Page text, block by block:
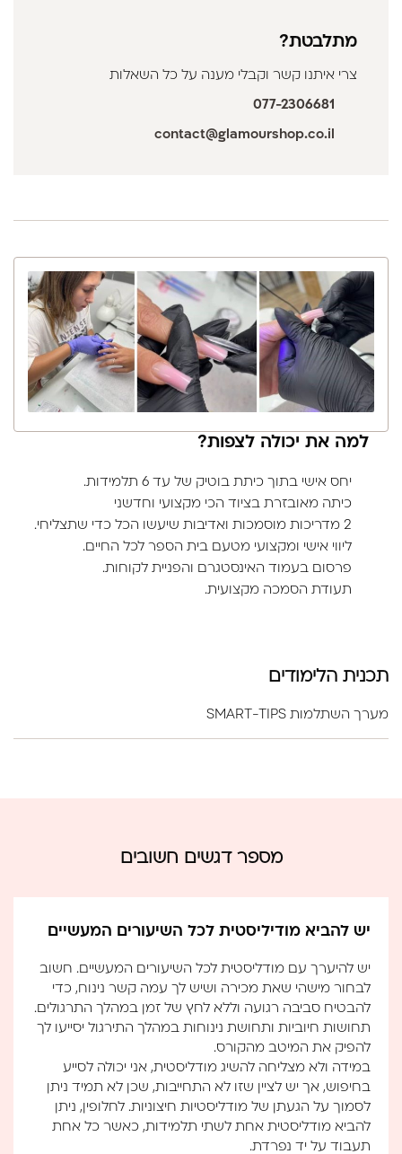
מתלבטת?
צרי איתנו קשר וקבלי מענה על כל השאלות
077-2306681
contact@glamourshop.co.il
למה את יכולה לצפות?
יחס אישי בתוך כיתת בוטיק של עד 6 תלמידות.
כיתה מאובזרת בציוד הכי מקצועי וחדשני
2 מדריכות מוסמכות ואדיבות שיעשו הכל כדי שתצליחי.
ליווי אישי ומקצועי מטעם בית הספר לכל החיים.
פרסום בעמוד האינסטגרם והפניית לקוחות.
תעודת הסמכה מקצועית.
תכנית הלימודים
מערך השתלמות SMART-TIPS
מספר דגשים חשובים
יש להביא מודיליסטית לכל השיעורים המעשיים
יש להיערך עם מודליסטית לכל השיעורים המעשיים. חשוב
לבחור מישהי שאת מכירה ושיש לך עמה קשר נינוח, כדי
להבטיח סביבה רגועה וללא לחץ של זמן במהלך התרגולים.
תחושות חיוביות ותחושת נינוחות במהלך התירגול יסייעו לך
להפיק את המיטב מהקורס.
במידה ולא מצליחה להשיג מודליסטית, אני יכולה לסייע
בחיפוש, אך יש לציין שזו לא התחייבות, שכן לא תמיד ניתן
לסמוך על הגעתן של מודליסטיות חיצוניות. לחלופין, ניתן
להביא מודליסטית אחת לשתי תלמידות, כאשר כל אחת
תעבוד על יד נפרדת.